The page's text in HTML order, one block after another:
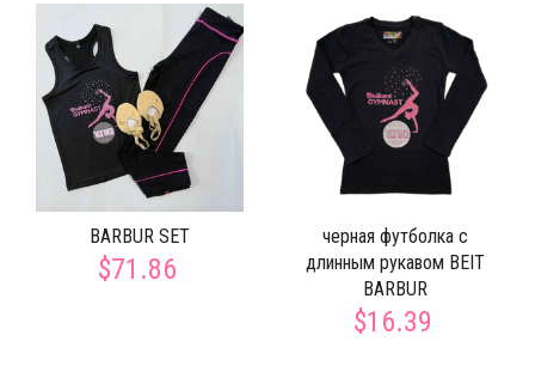
BARBUR SET
$71.86
черная футболка с
длинным рукавом BEIT
BARBUR
$16.39